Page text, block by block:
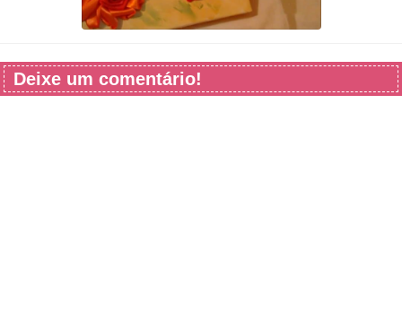
Deixe um comentário!